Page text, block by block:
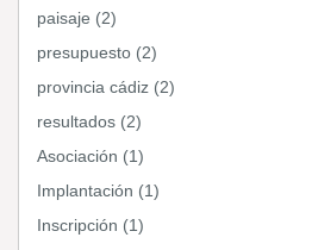
paisaje (2)
presupuesto (2)
provincia cádiz (2)
resultados (2)
Asociación (1)
Implantación (1)
Inscripción (1)